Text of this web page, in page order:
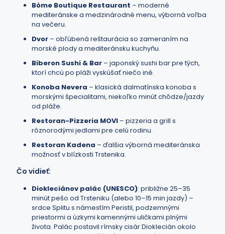
Bòme Boutique Restaurant – moderné
mediteránske a medzinárodné menu, výborná voľba
na večeru.
Dvor – obľúbená reštaurácia so zameraním na
morské plody a mediteránsku kuchyňu.
Biberon Sushi & Bar – japonský sushi bar pre tých,
ktorí chcú po pláži vyskúšať niečo iné.
Konoba Nevera – klasická dalmatínska konoba s
morskými špecialitami, niekoľko minút chôdze/jazdy
od pláže.
Restoran-Pizzeria MOVI – pizzeria a grill s
rôznorodými jedlami pre celú rodinu.
Restoran Kadena – ďalšia výborná mediteránska
možnosť v blízkosti Trstenika.
Čo vidieť:
Diokleciánov palác (UNESCO): približne 25–35
minút pešo od Trsteniku (alebo 10–15 min jazdy) –
srdce Splitu s námestím Peristil, podzemnými
priestormi a úzkymi kamennými uličkami plnými
života. Palác postavil rímsky cisár Dioklecián okolo